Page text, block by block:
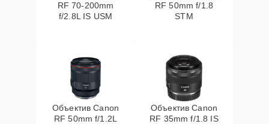
RF 70‑200mm
f/2.8L IS USM
RF 50mm f/1.8
STM
Объектив Canon
RF 50mm f/1.2L
Объектив Canon
RF 35mm f/1.8 IS